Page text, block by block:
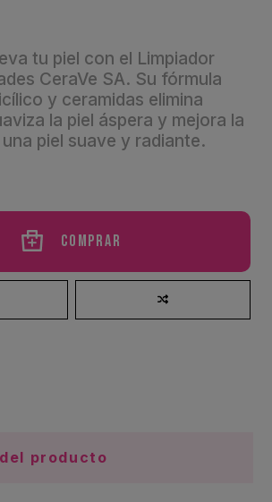
tu piel con el Limpiador
CeraVe SA. Su fórmula
y ceramidas elimina
la piel áspera y mejora la
piel suave y radiante.
Comprar
producto